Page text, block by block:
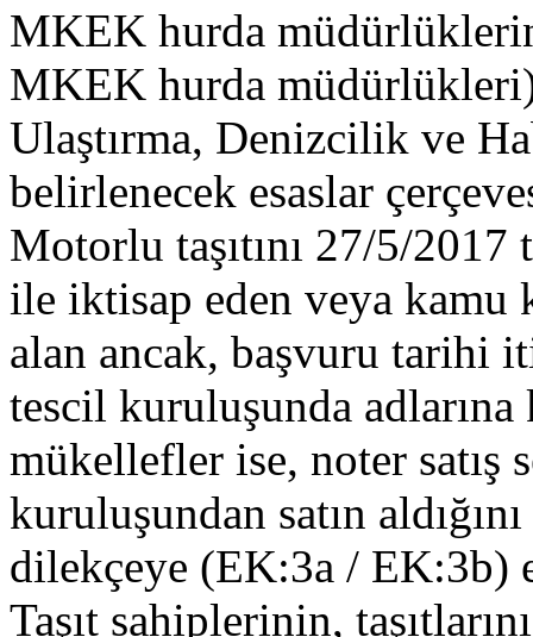
MKEK hurda
MKEK hurda
Ulaştırma, Denizcilik ve
belirlenecek esaslar
Motorlu taşıtını 27/5/2017
ile iktisap eden veya kamu
alan ancak, başvuru tarihi
tescil kuruluşunda
mükellefler ise, noter satış
kuruluşundan satın
dilekçeye (EK:3a / EK:3b)
Taşıt sahiplerinin,